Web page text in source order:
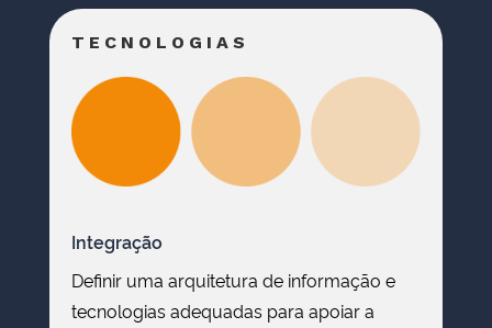
TECNOLOGIAS
Integração
Definir uma arquitetura de informação e
tecnologias adequadas para apoiar a